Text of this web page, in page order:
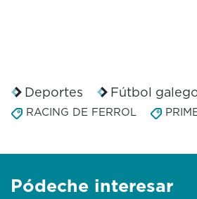
Deportes Fútbol
RACING DE FERROL
Pódeche interesar